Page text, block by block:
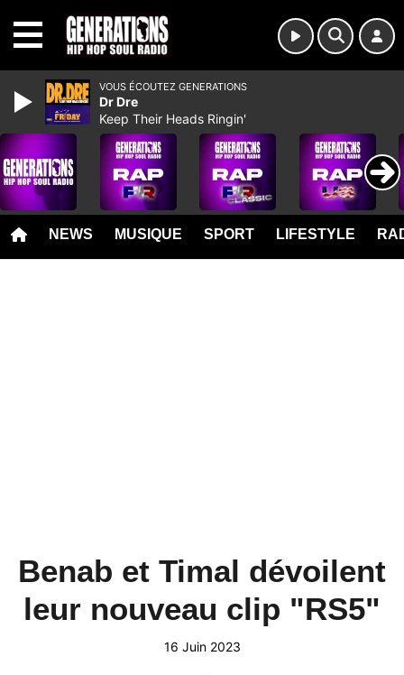
NEWS MUSIQUE SPORT LIFESTYLE
Benab et Timal dévoilent
leur nouveau clip "RS5"
16 Juin 2023
VOUS ÉCOUTEZ GENERATIONS
Dr Dre
Keep Their Heads Ringin'